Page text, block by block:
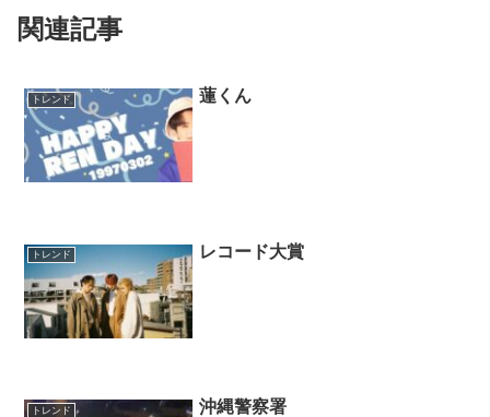
関連記事
トレンド 蓮くん
トレンド レコード大賞
トレンド 沖縄警察署